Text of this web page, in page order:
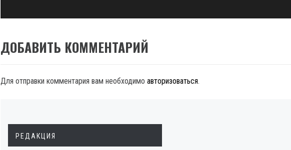
ДОБАВИТЬ КОММЕНТАРИЙ
Для отправки комментария вам необходимо авторизоваться.
РЕДАКЦИЯ